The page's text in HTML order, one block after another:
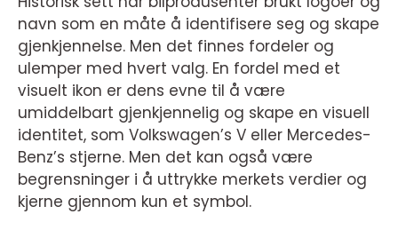
navn som en måte å identifisere seg og skape
gjenkjennelse. Men det finnes fordeler og
ulemper med hvert valg. En fordel med et
visuelt ikon er dens evne til å være
umiddelbart gjenkjennelig og skape en visuell
identitet, som Volkswagen’s V eller Mercedes-
Benz’s stjerne. Men det kan også være
begrensninger i å uttrykke merkets verdier og
kjerne gjennom kun et symbol.